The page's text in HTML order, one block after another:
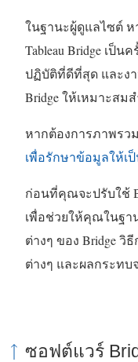
ในฐานะผู้ดูแลไซต์
Tableau Bridge เป็
ปฏิบัติที่ดีที่สุด และง
Bridge ให้เหมาะส
หากต้องการภาพรว
เพื่อรักษาข้อมูลให้เ
ก่อนที่คุณจะปรับใช้
เพื่อช่วยให้คุณในฐา
ต่างๆ ของ Bridge
ต่างๆ และผลกระท
ซอฟต์แวร์